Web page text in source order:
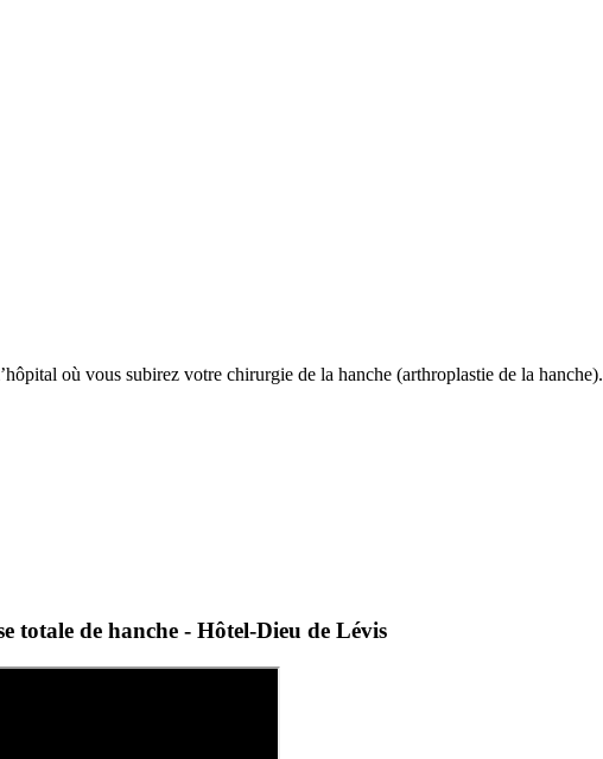
où vous subirez votre chirurgie de la hanche (arthroplastie de la hanche).
totale de hanche - Hôtel-Dieu de Lévis